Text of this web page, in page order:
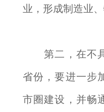
业，形成制造业
第二，在不具
省份，要进一步
市圈建设，并畅